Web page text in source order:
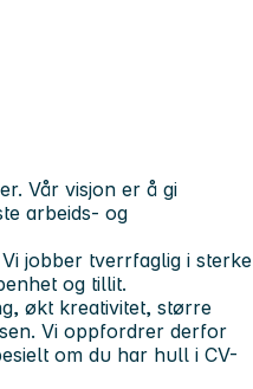
Vår visjon er å gi
arbeids- og
jobber tverrfaglig i sterke
og tillit.
økt kreativitet, større
Vi oppfordrer derfor
om du har hull i CV-